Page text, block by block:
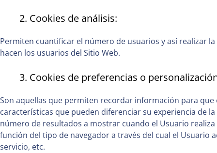
2. Cookies de análisis:
Permiten cuantificar el número de usuarios y así realizar
hacen los usuarios del Sitio Web.
3. Cookies de preferencias o
Son aquellas que permiten recordar información para
características que pueden diferenciar su experiencia de
número de resultados a mostrar cuando el Usuario
función del tipo de navegador a través del cual el Usuario
servicio, etc.